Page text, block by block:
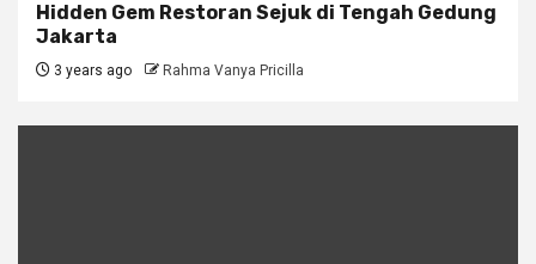
Hidden Gem Restoran Sejuk di Tengah Gedung
Jakarta
3 years ago Rahma Vanya Pricilla